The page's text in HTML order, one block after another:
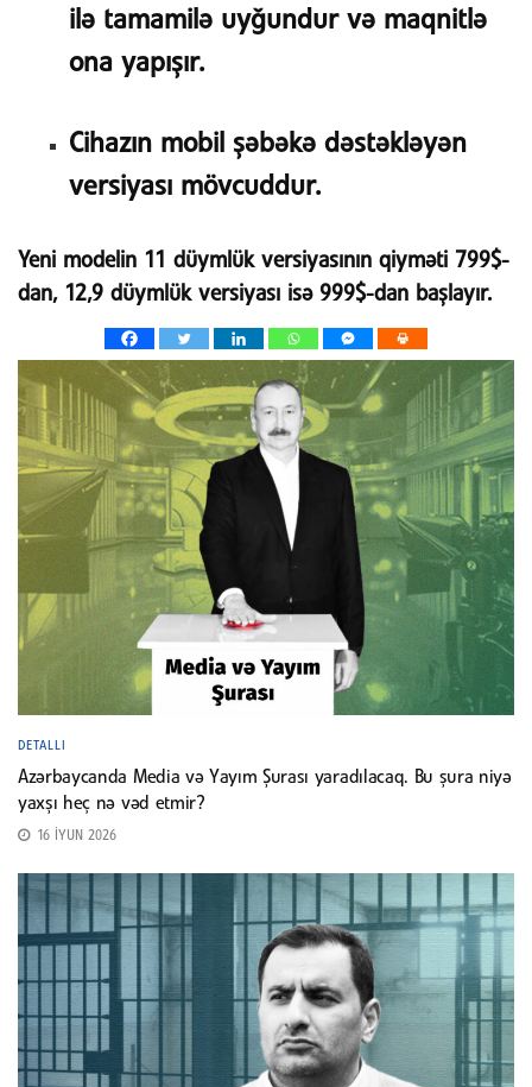
ilə tamamilə uyğundur və maqnitlə
ona yapışır.
Cihazın mobil şəbəkə dəstəkləyən
versiyası mövcuddur.
Yeni modelin 11 düymlük versiyasının qiyməti 799$-
dan, 12,9 düymlük versiyası isə 999$-dan başlayır.
DETALLI
Azərbaycanda Media və Yayım Şurası yaradılacaq. Bu şura niyə
yaxşı heç nə vəd etmir?
16 İYUN 2026